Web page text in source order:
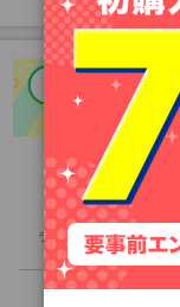
PC・システム
語学・資格
人文・思想
旅行・アウトドア
ライブラリ ランキ